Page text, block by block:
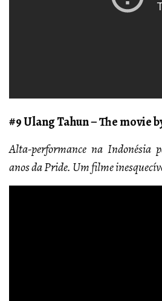
#9 Ulang Tahun – The movie
Alta-performance na Indonésia
anos da Pride. Um filme